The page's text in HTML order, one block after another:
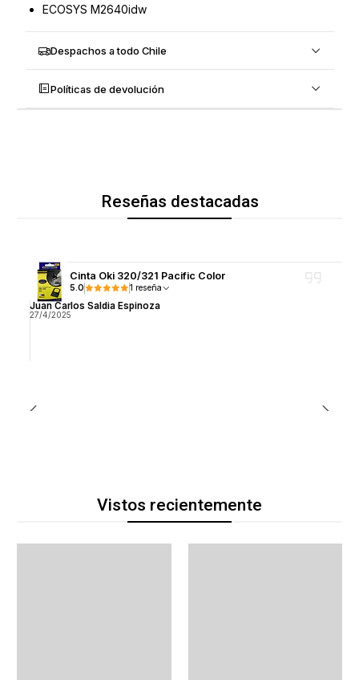
ECOSYS M2640idw
Despachos a todo Chile
Políticas de devolución
Reseñas destacadas
Cinta Oki 320/321 Pacific Color
5.0 1 reseña
Juan Carlos Saldia Espinoza
27/4/2025
Vistos recientemente